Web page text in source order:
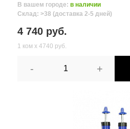
В вашем городе: в наличии
Склад: >38 (доставка 2-5 дней)
4 740 руб.
1 ком х 4740 руб.
- +